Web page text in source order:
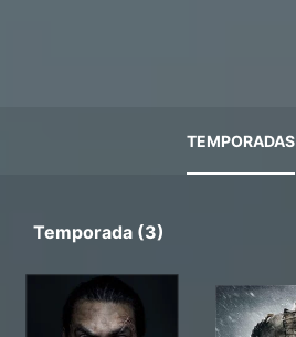
TEMPORADAS
Temporada (3)